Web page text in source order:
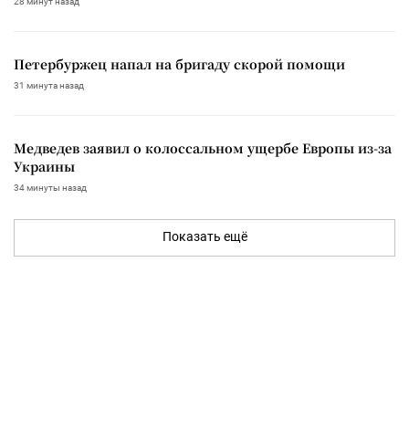
Петербуржец напал на бригаду скорой помощи
31 минута назад
Медведев заявил о колоссальном ущербе Европы из-за
Украины
34 минуты назад
Показать ещё